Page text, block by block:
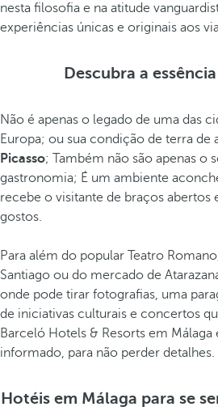
nesta filosofia e na atitude
experiências únicas e originais aos
Descubra a
Não é apenas o legado de uma das
Europa; ou sua condição de terra de
Picasso; Também não são apenas o
gastronomia; É um ambiente
recebe o visitante de braços abertos
gostos.
Para além do popular Teatro
Santiago ou do mercado de
onde pode tirar fotografias, uma
de iniciativas culturais e concertos
Barceló Hotels & Resorts em Málaga
informado, para não perder detalhes.
Hotéis em Málaga para se